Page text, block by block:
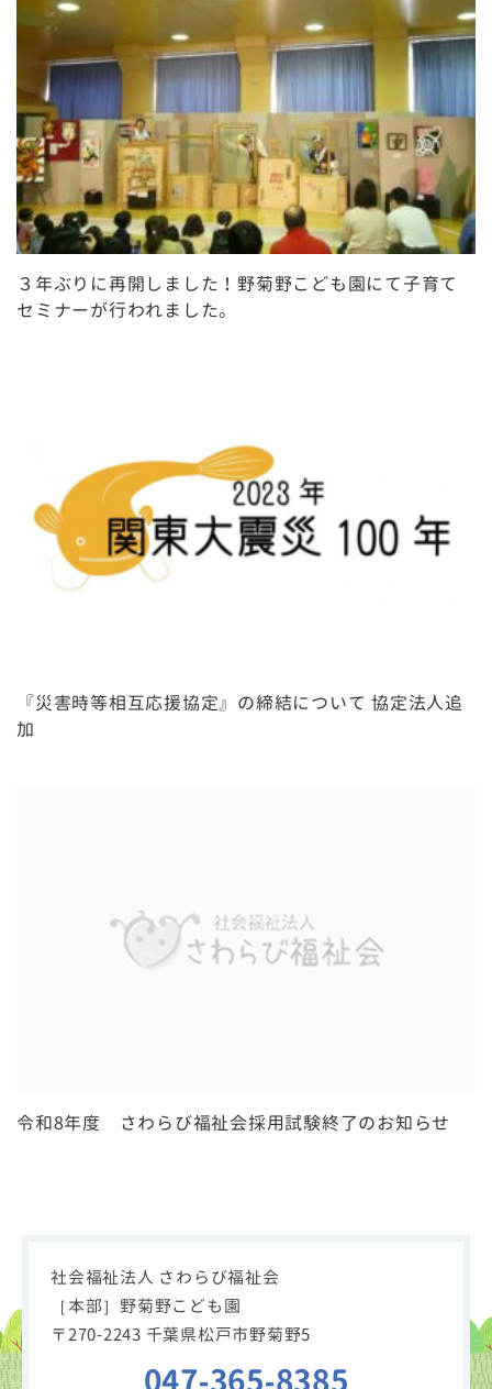
３年ぶりに再開しました！野菊野こども園にて子育て
セミナーが行われました。
『災害時等相互応援協定』の締結について 協定法人追
加
令和8年度 さわらび福祉会採用試験終了のお知らせ
社会福祉法人 さわらび福祉会
［本部］野菊野こども園
〒270-2243 千葉県松戸市野菊野5